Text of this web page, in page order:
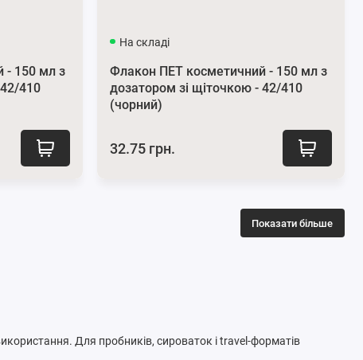
- 150 мл з
410
На складі
Флакон ПЕТ косметичний - 150 мл з
дозатором зі щіточкою - 42/410
(чорний)
32.75 грн.
Показати більше
Для пробників, сироваток і travel-форматів